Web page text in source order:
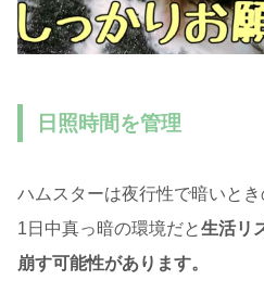
日照時間を管理
ハムスターは夜行性で暗いとき
1日中真っ暗の環境だと生活リ
崩す可能性があります。